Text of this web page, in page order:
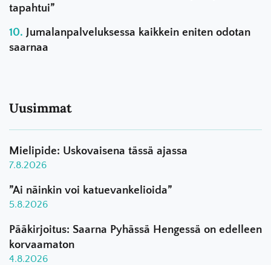
tapahtui”
Jumalanpalveluksessa kaikkein eniten odotan
saarnaa
Uusimmat
Mielipide: Uskovaisena tässä ajassa
7.8.2026
”Ai näinkin voi katuevankelioida”
5.8.2026
Pääkirjoitus: Saarna Pyhässä Hengessä on edelleen
korvaamaton
4.8.2026